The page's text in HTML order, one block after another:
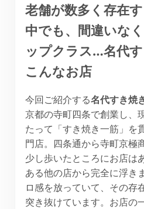
老舗が数多く存在
中でも、間違いな
ップクラス…名代
こんなお店
今回ご紹介する名代すき焼
京都の寺町四条で創業し、
たって「すき焼き一筋」を
門店。四条通から寺町京極
少し歩いたところにお店は
ある他の店から完全に浮き
ロ感を放っていて、その存
突き抜けています。お店の